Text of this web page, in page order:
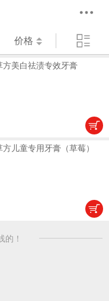
价格
方美白祛渍专效牙膏
方儿童专用牙膏（草莓）
的！